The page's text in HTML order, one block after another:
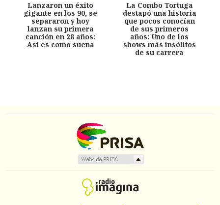
Lanzaron un éxito
gigante en los 90, se
separaron y hoy
lanzan su primera
canción en 28 años:
Así es como suena
La Combo Tortuga
destapó una historia
que pocos conocían
de sus primeros
años: Uno de los
shows más insólitos
de su carrera